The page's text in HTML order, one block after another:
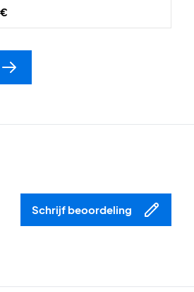
Schrijf beoordeling